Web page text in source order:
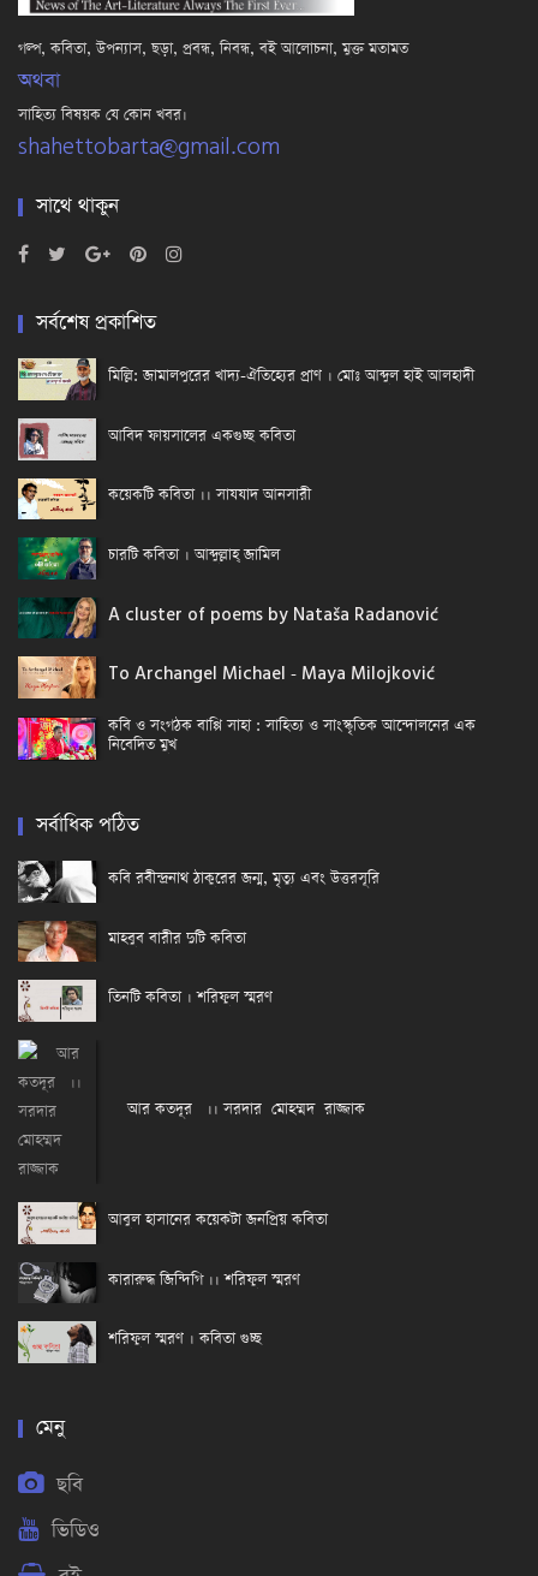
গল্প, কবিতা, উপন্যাস, ছড়া, প্রবন্ধ, নিবন্ধ, বই আলোচনা, মুক্ত মতামত
অথবা
সাহিত্য বিষয়ক যে কোন খবর।
shahettobarta@gmail.com
সাথে থাকুন
সর্বশেষ প্রকাশিত
মিল্লি: জামালপুরের খাদ্য-ঐতিহ্যের প্রাণ । মোঃ আব্দুল হাই আলহাদী
আবিদ ফায়সালের একগুচ্ছ কবিতা
কয়েকটি কবিতা ।। সাযযাদ আনসারী
চারটি কবিতা । আব্দুল্লাহ্ জামিল
A cluster of poems by Nataša Radanović
To Archangel Michael - Maya Milojković
কবি ও সংগঠক বাপ্পি সাহা : সাহিত্য ও সাংস্কৃতিক আন্দোলনের এক
নিবেদিত মুখ
সর্বাধিক পঠিত
কবি রবীন্দ্রনাথ ঠাকুরের জন্ম, মৃত্যু এবং উত্তরসূরি
মাহবুব বারীর দুটি কবিতা
তিনটি কবিতা । শরিফুল স্মরণ
আর কতদূর ।। সরদার মোহম্মদ রাজ্জাক
আবুল হাসানের কয়েকটা জনপ্রিয় কবিতা
কারারুদ্ধ জিন্দিগি ।। শরিফুল স্মরণ
শরিফুল স্মরণ । কবিতা গুচ্ছ
মেনু
ছবি
ভিডিও